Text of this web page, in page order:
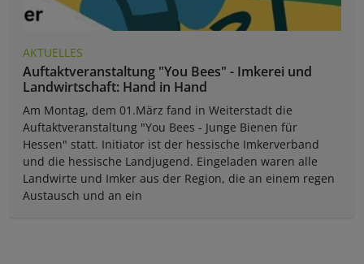
AKTUELLES
Auftaktveranstaltung "You Bees" - Imkerei und
Landwirtschaft: Hand in Hand
Am Montag, dem 01.März fand in Weiterstadt die
Auftaktveranstaltung "You Bees - Junge Bienen für
Hessen" statt. Initiator ist der hessische Imkerverband
und die hessische Landjugend. Eingeladen waren alle
Landwirte und Imker aus der Region, die an einem regen
Austausch und an ein